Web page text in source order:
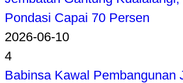
Pondasi Capai 70 Persen
2026-06-10
4
Babinsa Kawal Pembangunan